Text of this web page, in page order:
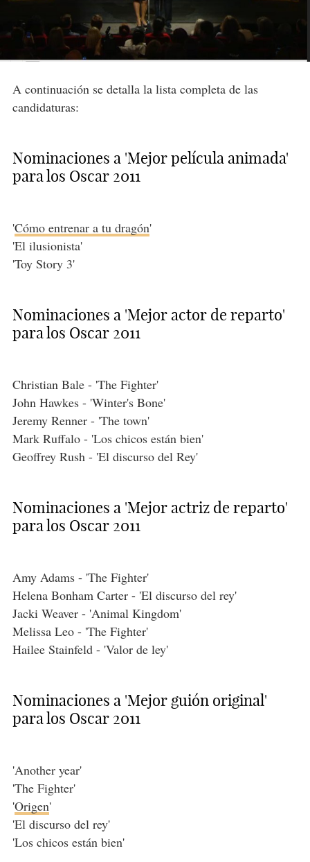
A continuación se detalla la lista completa de las
candidaturas:
Nominaciones a 'Mejor película animada'
para los Oscar 2011
'Cómo entrenar a tu dragón'
'El ilusionista'
'Toy Story 3'
Nominaciones a 'Mejor actor de reparto'
para los Oscar 2011
Christian Bale - 'The Fighter'
John Hawkes - 'Winter's Bone'
Jeremy Renner - 'The town'
Mark Ruffalo - 'Los chicos están bien'
Geoffrey Rush - 'El discurso del Rey'
Nominaciones a 'Mejor actriz de reparto'
para los Oscar 2011
Amy Adams - 'The Fighter'
Helena Bonham Carter - 'El discurso del rey'
Jacki Weaver - 'Animal Kingdom'
Melissa Leo - 'The Fighter'
Hailee Stainfeld - 'Valor de ley'
Nominaciones a 'Mejor guión original'
para los Oscar 2011
'Another year'
'The Fighter'
'Origen'
'El discurso del rey'
'Los chicos están bien'